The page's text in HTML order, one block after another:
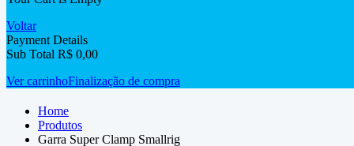
Voltar
Payment Details
Sub Total R$ 0,00
Ver carrinhoFinalização de compra
Home
Produtos
Garra Super Clamp Smallrig